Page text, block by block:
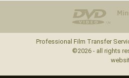
Professional Film Transfer
©2026 - all rights